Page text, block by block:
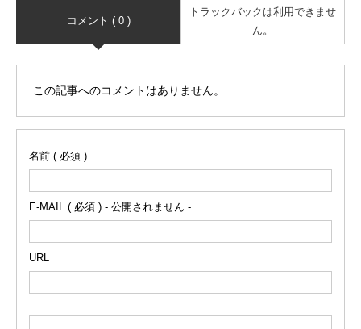
コメント ( 0 )
トラックバックは利用できませ
ん。
この記事へのコメントはありません。
名前 ( 必須 )
E-MAIL ( 必須 ) - 公開されません -
URL